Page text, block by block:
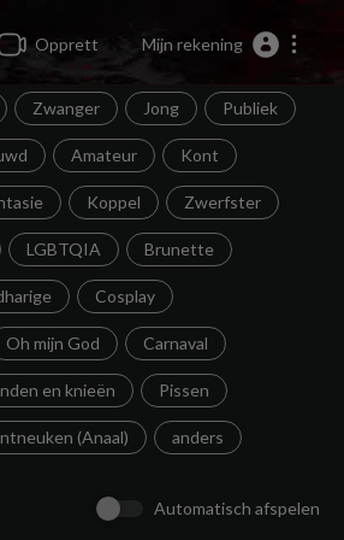
Opprett Mijn rekening
Zwanger Jong Publiek
Amateur Kont
Koppel Zwerfster
LGBTQIA Brunette
Cosplay
Oh mijn God Carnaval
en knieën Pissen
(Anaal) anders
Automatisch afspelen